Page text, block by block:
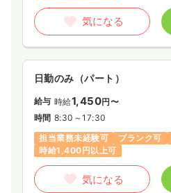
気になる
日勤のみ（パート）
給与 時給1,450円〜
時間 8:30～17:30
担当業務未経験可
ブランク可
時給1,400円以上可
気になる